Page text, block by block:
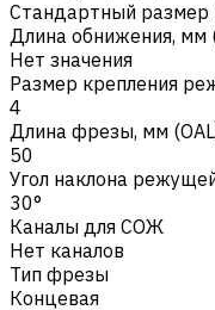
Стандартный размер
Длина обнижения, мм
Нет значения
Размер крепления
4
Длина фрезы, мм
50
Угол наклона
30°
Каналы для СОЖ
Нет каналов
Тип фрезы
Концевая